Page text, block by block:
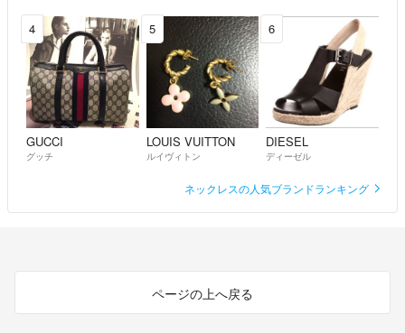
4
GUCCI
グッチ
5
LOUIS VUITTON
ルイヴィトン
6
DIESEL
ディーゼル
ネックレスの人気ブランドランキング
ページの上へ戻る